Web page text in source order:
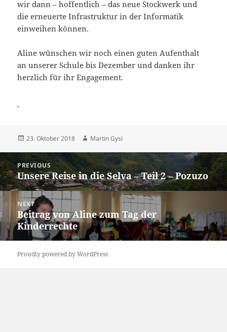
wir dann – hoffentlich – das neue Stockwerk und
die erneuerte Infrastruktur in der Informatik
einweihen können.
Aline wünschen wir noch einen guten Aufenthalt
an unserer Schule bis Dezember und danken ihr
herzlich für ihr Engagement.
Posted
23. Oktober 2018 Author
Martin Gysi
Beitrags-
Navigation
PREVIOUS
Previous
post:
Unsere Reise in die Selva – Teil 2 – Pozuzo
NEXT
Next
post:
Beitrag von Aline zum Tag der
Kinderrechte
Proudly powered by WordPress